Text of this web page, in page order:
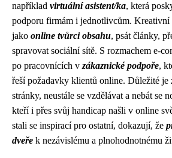
například virtuální asistent/ka, která
podporu firmám i jednotlivcům. Kreativní
jako online tvůrci obsahu, psát články,
spravovat sociální sítě. S rozmachem e-
po pracovnících v zákaznické podpoře,
řeší požadavky klientů online. Důležité je
stránky, neustále se vzdělávat a nebát se
kteří i přes svůj handicap našli v online
stali se inspirací pro ostatní, dokazují, že
dveře k nezávislému a plnohodnotnému